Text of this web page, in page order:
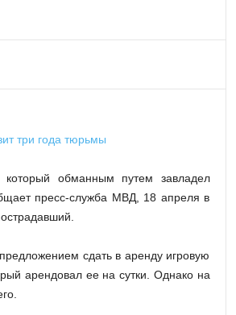
обманным путем завладел
пресс-служба МВД, 18 апреля в
сдать в аренду игровую
арендовал ее на сутки. Однако на